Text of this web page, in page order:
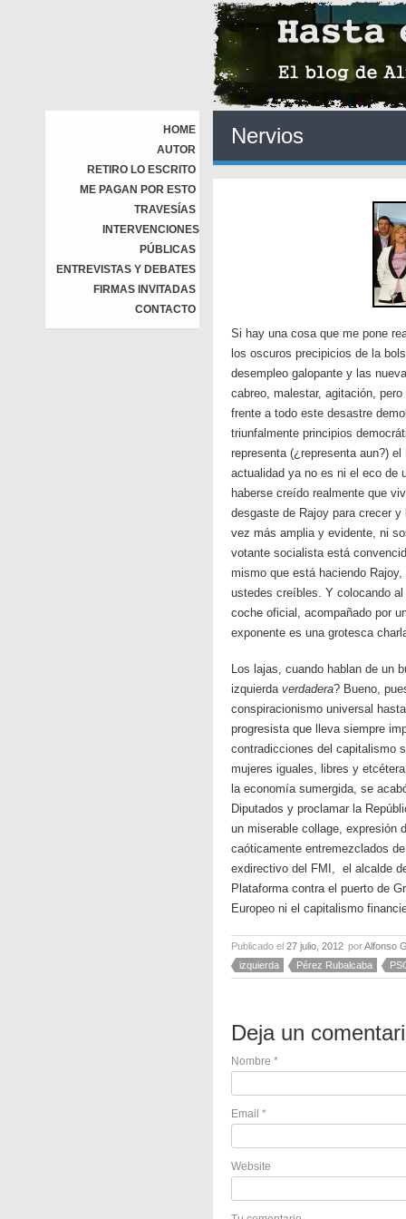
HOME
AUTOR
RETIRO LO ESCRITO
ME PAGAN POR ESTO
TRAVESÍAS
INTERVENCIONES
PÚBLICAS
ENTREVISTAS Y DEBATES
FIRMAS INVITADAS
CONTACTO
Nervios
Si hay una cosa que me pone
los oscuros precipicios de la
desempleo galopante y las
cabreo, malestar, agitación,
frente a todo este desastre
triunfalmente principios
representa (¿representa aun?)
actualidad ya no es ni el eco de
haberse creído realmente que
desgaste de Rajoy para crecer
vez más amplia y evidente, ni
votante socialista está
mismo que está haciendo
ustedes creíbles. Y colocando
coche oficial, acompañado por
exponente es una grotesca
Los lajas, cuando hablan de un
izquierda verdadera? Bueno,
conspiracionismo universal
progresista que lleva siempre
contradicciones del capitalismo
mujeres iguales, libres y
la economía sumergida, se
Diputados y proclamar la
un miserable collage, expresión
caóticamente entremezclados
exdirectivo del FMI, el alcalde
Plataforma contra el puerto de
Europeo ni el capitalismo
Publicado el 27 julio, 2012 porAlfonso
izquierda
Pérez Rubalcaba
Deja un
Nombre *
Email *
Website